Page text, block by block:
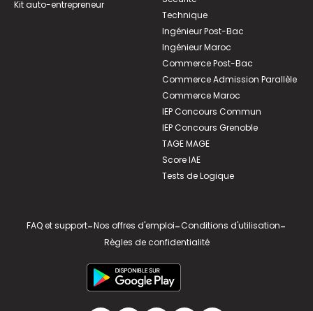
Kit auto-entrepreneur
Technique
Ingénieur Post-Bac
Ingénieur Maroc
Commerce Post-Bac
Commerce Admission Parallèle
Commerce Maroc
IEP Concours Commun
IEP Concours Grenoble
TAGE MAGE
Score IAE
Tests de Logique
FAQ et support-Nos offres d'emploi-Conditions d'utilisation-
Règles de confidentialité